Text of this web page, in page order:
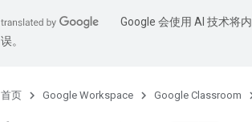
Google 会使用 AI 技术将
误。
首页 Google Workspace Google Classroom